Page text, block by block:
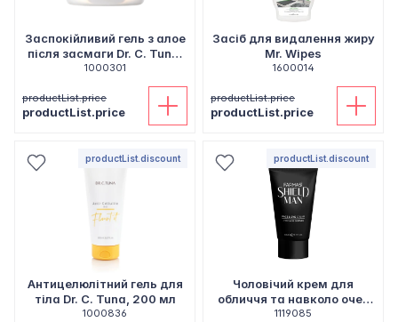
Заспокійливий гель з алое
після засмаги Dr. C. Tuna,
110 мл
1000301
productList.price
productList.price
Засіб для видалення жиру
Mr. Wipes
1600014
productList.price
productList.price
productList.discount
Антицелюлітний гель для
тіла Dr. C. Tuna, 200 мл
1000836
productList.discount
Чоловічий крем для
обличчя та навколо очей
Shield Man Amino Acid, 50
1119085